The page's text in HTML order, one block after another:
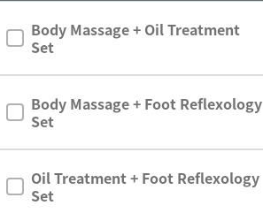
Body Massage + Oil Treatment
Set
Body Massage + Foot Reflexology
Set
Oil Treatment + Foot Reflexology
Set